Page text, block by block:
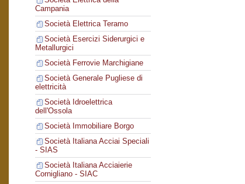
Campania
Società Elettrica Teramo
Società Esercizi Siderurgici e
Metallurgici
Società Ferrovie Marchigiane
Società Generale Pugliese di
elettricità
Società Idroelettrica
dell'Ossola
Società Immobiliare Borgo
Società Italiana Acciai Speciali
- SIAS
Società Italiana Acciaierie
Cornigliano - SIAC